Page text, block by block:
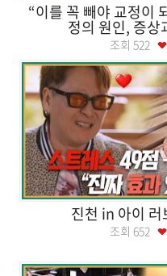
“이를 꼭 빼야 교정이
정의 원인, 증상
조회 522
진천 in 아이 러
조회 652